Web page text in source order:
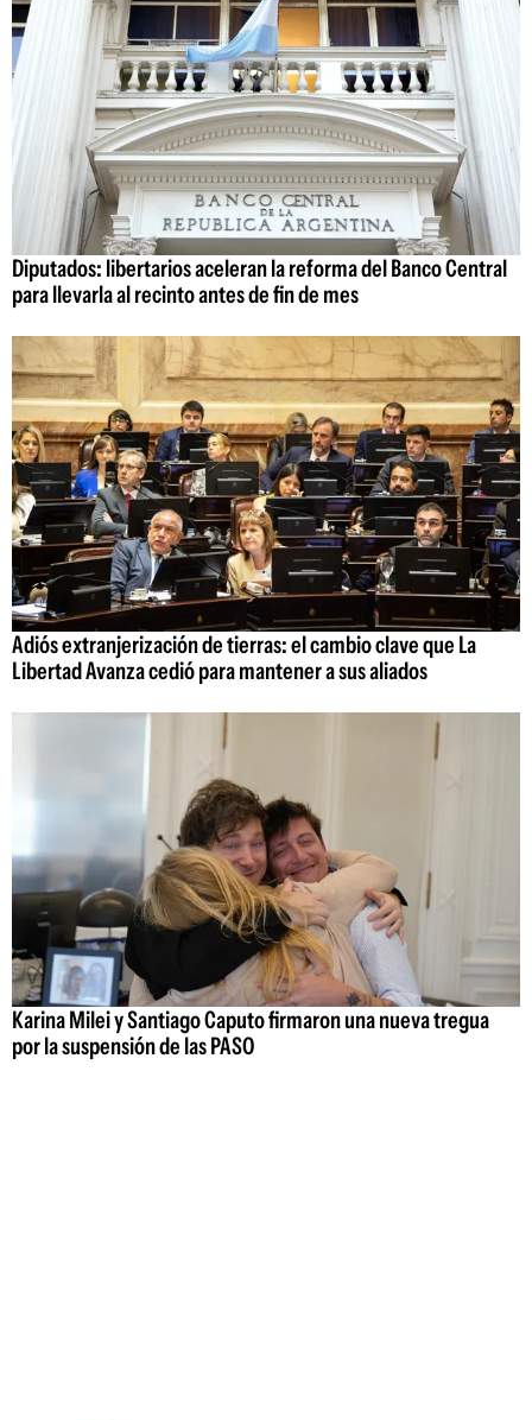
Diputados: libertarios aceleran la reforma del Banco Central
para llevarla al recinto antes de fin de mes
Adiós extranjerización de tierras: el cambio clave que La
Libertad Avanza cedió para mantener a sus aliados
Karina Milei y Santiago Caputo firmaron una nueva tregua
por la suspensión de las PASO